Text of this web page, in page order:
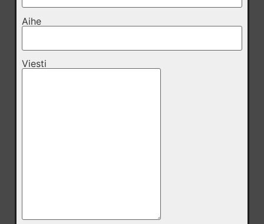
Aihe
Viesti